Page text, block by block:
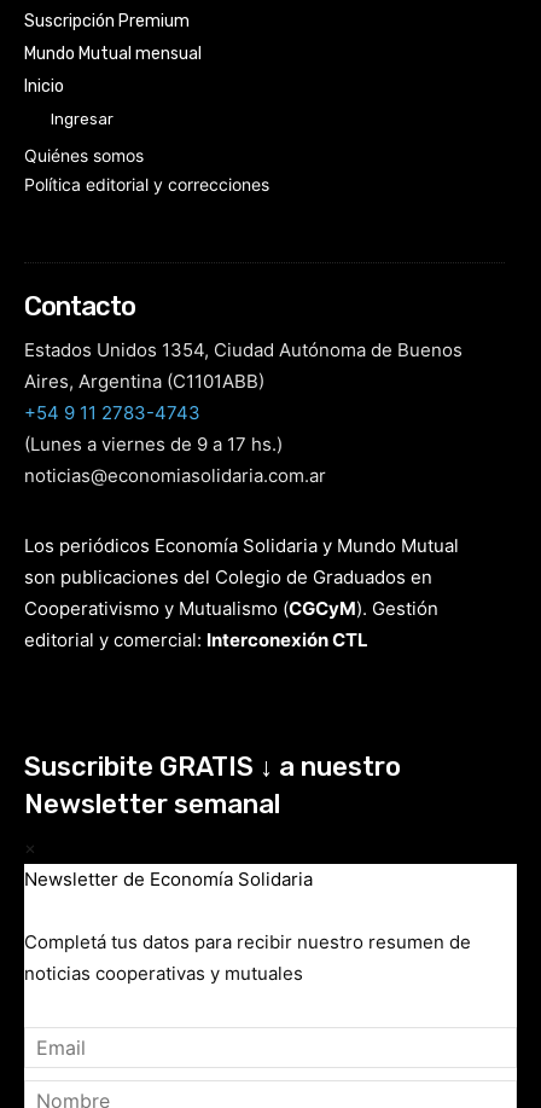
Suscripción Premium
Mundo Mutual mensual
Inicio
Ingresar
Quiénes somos
Política editorial y correcciones
Contacto
Estados Unidos 1354, Ciudad Autónoma de Buenos
Aires, Argentina (C1101ABB)
+54 9 11 2783-4743
(Lunes a viernes de 9 a 17 hs.)
noticias@economiasolidaria.com.ar
Los periódicos Economía Solidaria y Mundo Mutual
son publicaciones del Colegio de Graduados en
Cooperativismo y Mutualismo (CGCyM). Gestión
editorial y comercial: Interconexión CTL
Suscribite GRATIS ↓ a nuestro
Newsletter semanal
×
Newsletter de Economía Solidaria
Completá tus datos para recibir nuestro resumen de
noticias cooperativas y mutuales